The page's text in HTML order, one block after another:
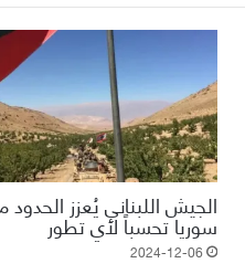
الجيش اللبناني يُعزز الحدود
سوريا تحسباً لأي تطور
2024-12-06